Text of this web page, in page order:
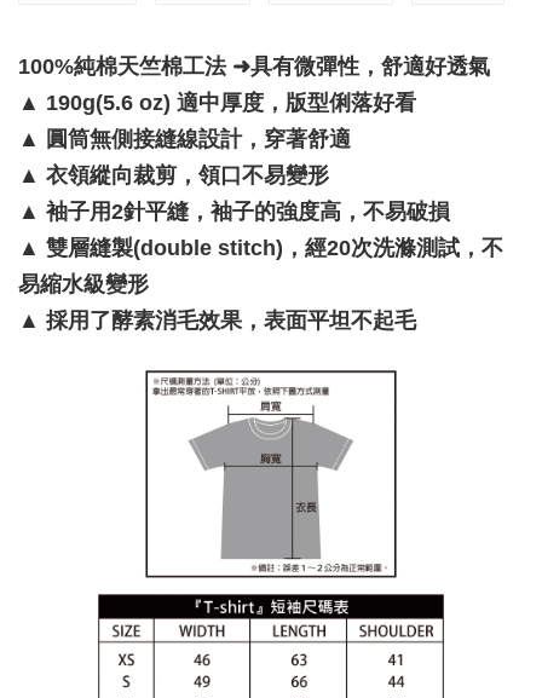
100%純棉天竺棉工法 ➜具有微彈性，舒適好透氣
▲ 190g(5.6 oz) 適中厚度，版型俐落好看
▲ 圓筒無側接縫線設計，穿著舒適
▲ 衣領縱向裁剪，領口不易變形
▲ 袖子用2針平縫，袖子的強度高，不易破損
▲ 雙層縫製(double stitch)，經20次洗滌測試，不
易縮水級變形
▲ 採用了酵素消毛效果，表面平坦不起毛